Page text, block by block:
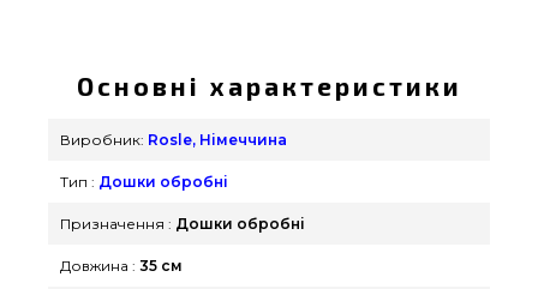
актуальною вартістю всего 1 534 грн. в інтернет
каталозі грилів та мангалів grillpoint.com.ua
Найкращі пропозиції на Обробні дошки в онлайн
нашим консультантам на будь-який номер (098)
333-26-55 и мы допоможемо придбати
Основні характеристики
Виробник: Rosle, Німеччина
Тип : Дошки обробні
Призначення : Дошки обробні
Довжина : 35 см